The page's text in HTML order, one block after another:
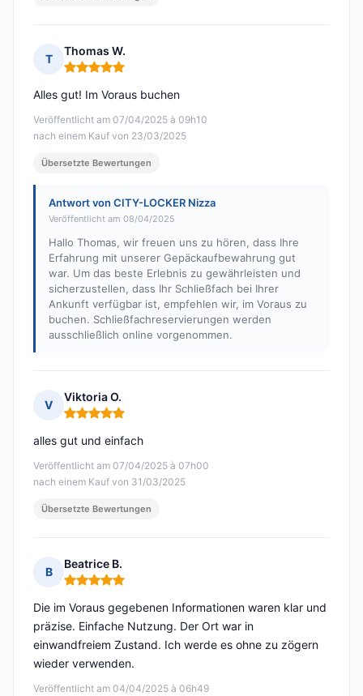
T
Thomas W.
Hinweis: 5 von 5
Veröffentlicht am 07/04/2025 à 09h10
nach einem Kauf von 23/03/2025
Alles gut! Im Voraus buchen
Übersetzte Bewertungen
Antwort von CITY-LOCKER Nizza
Veröffentlicht am 08/04/2025
Hallo Thomas, wir freuen uns zu hören, dass Ihre
Erfahrung mit unserer Gepäckaufbewahrung gut
war. Um das beste Erlebnis zu gewährleisten und
sicherzustellen, dass Ihr Schließfach bei Ihrer
Ankunft verfügbar ist, empfehlen wir, im Voraus zu
buchen. Schließfachreservierungen werden
ausschließlich online vorgenommen.
V
Viktoria O.
Hinweis: 5 von 5
Veröffentlicht am 07/04/2025 à 07h00
nach einem Kauf von 31/03/2025
alles gut und einfach
Übersetzte Bewertungen
B
Beatrice B.
Hinweis: 5 von 5
Veröffentlicht am 04/04/2025 à 06h49
Die im Voraus gegebenen Informationen waren klar und
präzise. Einfache Nutzung. Der Ort war in
einwandfreiem Zustand. Ich werde es ohne zu zögern
wieder verwenden.